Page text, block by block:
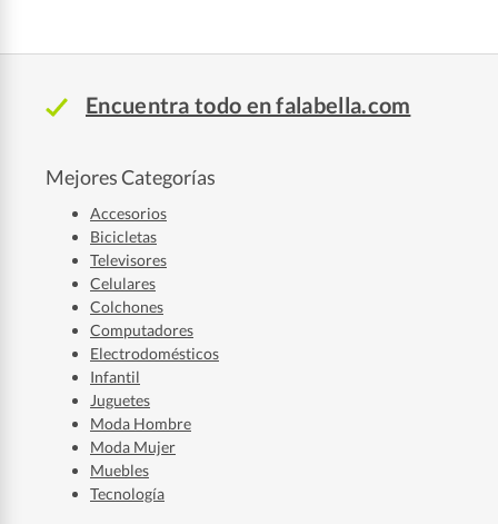
Encuentra todo en falabella.com
Mejores Categorías
Accesorios
Bicicletas
Televisores
Celulares
Colchones
Computadores
Electrodomésticos
Infantil
Juguetes
Moda Hombre
Moda Mujer
Muebles
Tecnología